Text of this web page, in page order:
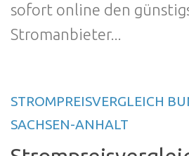
sofort online den
Stromanbieter...
STROMPREISVERGLEICH
SACHSEN-ANHALT